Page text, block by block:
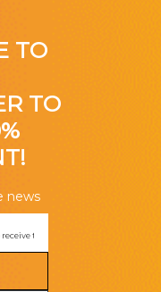
TO
TO
news